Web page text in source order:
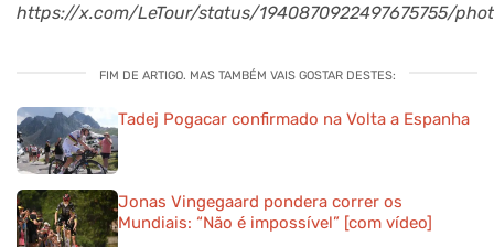
https://x.com/LeTour/status/1940870922497675755/
FIM DE ARTIGO. MAS TAMBÉM VAIS GOSTAR DESTES:
Tadej Pogacar confirmado na Volta a Espanha
Jonas Vingegaard pondera correr os
Mundiais: “Não é impossível” [com vídeo]